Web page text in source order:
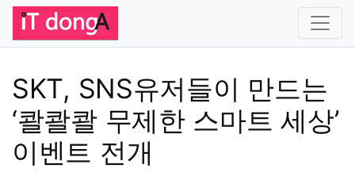
SKT, SNS유저들이 만드는
‘콸콸콸 무제한 스마트 세상’
이벤트 전개